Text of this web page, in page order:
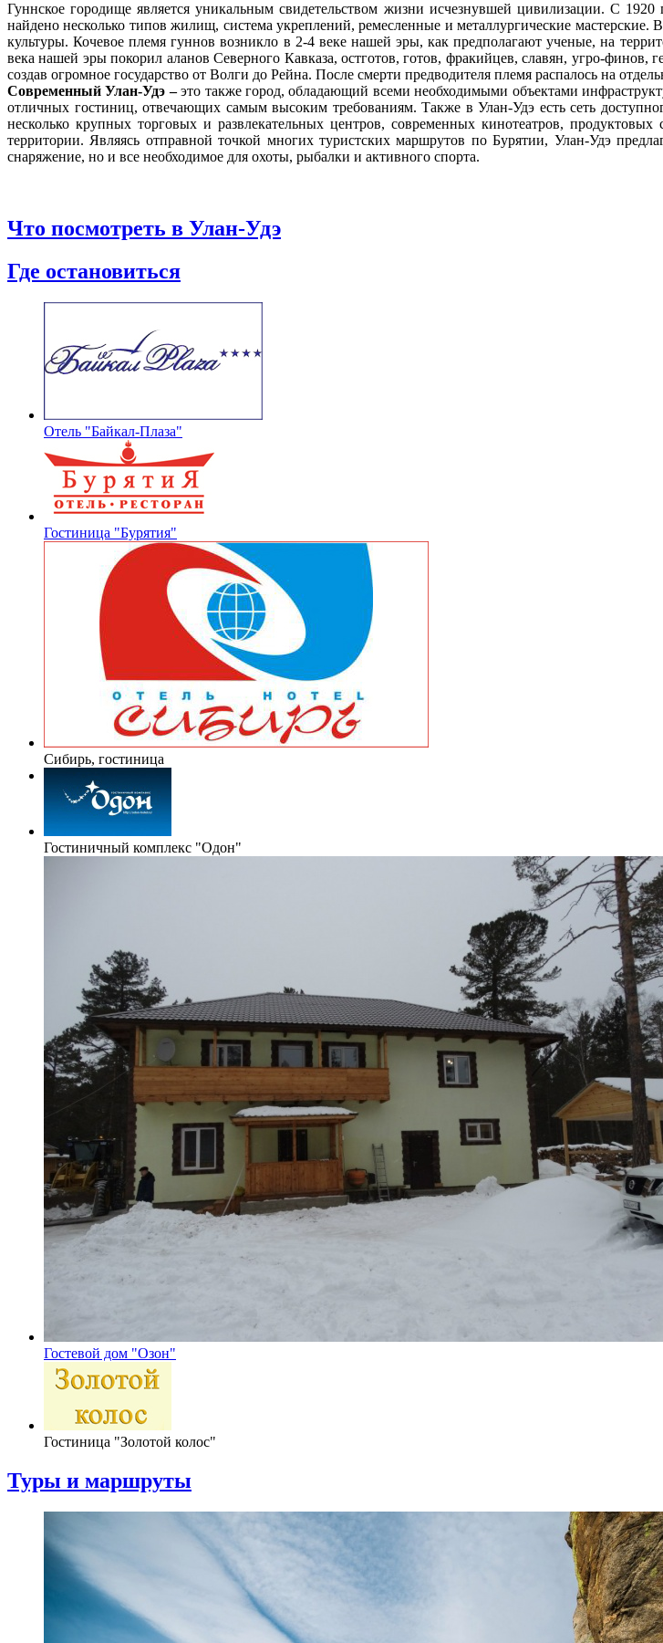
Гуннское городище является уникальным свидетельством жизни исчезнувшей цивилизации. С
найдено несколько типов жилищ, система укреплений, ремесленные и металлургические
культуры. Кочевое племя гуннов возникло в 2-4 веке нашей эры, как предполагают ученые, на
века нашей эры покорил аланов Северного Кавказа, остготов, готов, фракийцев, славян, угро-
создав огромное государство от Волги до Рейна. После смерти предводителя племя распалось на
Современный Улан-Удэ –это также город, обладающий всеми необходимыми объектами
отличных гостиниц, отвечающих самым высоким требованиям. Также в Улан-Удэ есть сеть
несколько крупных торговых и развлекательных центров, современных кинотеатров,
территории. Являясь отправной точкой многих туристских маршрутов по Бурятии, Улан-Удэ
снаряжение, но и все необходимое для охоты, рыбалки и активного спорта.
Что посмотреть в Улан-Удэ
Где остановиться
Отель "Байкал-Плаза"
Гостиница "Бурятия"
Сибирь, гостиница
Гостиничный комплекс "Одон"
Гостевой дом "Озон"
Гостиница "Золотой колос"
Туры и маршруты